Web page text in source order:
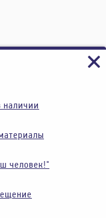
наличии
человек!"